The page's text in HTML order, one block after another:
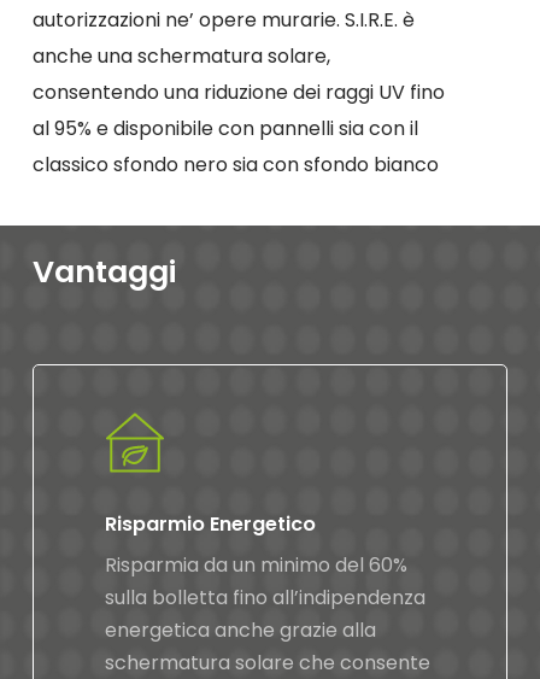
autorizzazioni ne’ opere murarie. S.I.R.E. è
anche una schermatura solare,
consentendo una riduzione dei raggi UV fino
al 95% e disponibile con pannelli sia con il
classico sfondo nero sia con sfondo bianco
Vantaggi
Risparmio Energetico
Risparmia da un minimo del 60%
sulla bolletta fino all’indipendenza
energetica anche grazie alla
schermatura solare che consente